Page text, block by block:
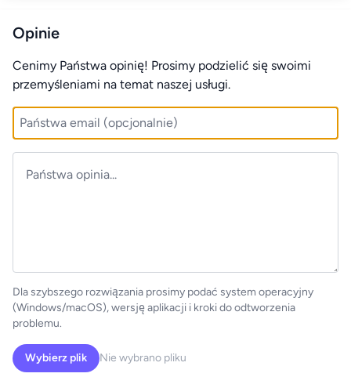
Opinie
Cenimy Państwa opinię! Prosimy podzielić się swoimi
przemyśleniami na temat naszej usługi.
Dla szybszego rozwiązania prosimy podać system operacyjny
(Windows/macOS), wersję aplikacji i kroki do odtworzenia
problemu.
Wybierz plik Nie wybrano pliku